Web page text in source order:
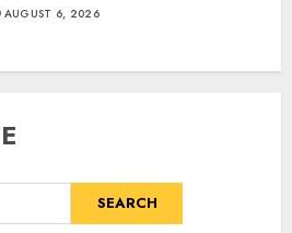
AUGUST 6, 2026
SEARCH